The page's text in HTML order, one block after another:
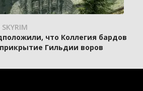
SKYRIM
что Коллегия бардов
Гильдии воров